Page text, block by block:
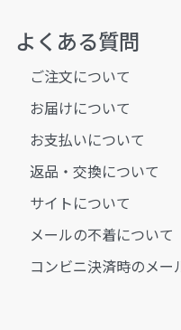
よくある質問
ご注文について
お届けについて
お支払いについて
返品・交換について
サイトについて
メールの不着について
コンビニ決済時のメー